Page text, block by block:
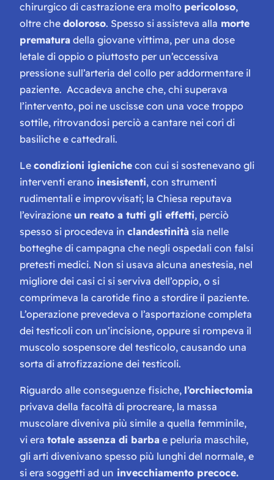
chirurgico di castrazione era molto pericoloso,
oltre che doloroso. Spesso si assisteva alla morte
prematura della giovane vittima, per una dose
letale di oppio o piuttosto per un’eccessiva
pressione sull’arteria del collo per addormentare il
paziente. Accadeva anche che, chi superava
l’intervento, poi ne uscisse con una voce troppo
sottile, ritrovandosi perciò a cantare nei cori di
basiliche e cattedrali.
Le condizioni igieniche con cui si sostenevano gli
interventi erano inesistenti, con strumenti
rudimentali e improvvisati; la Chiesa reputava
l’evirazione un reato a tutti gli effetti, perciò
spesso si procedeva in clandestinità sia nelle
botteghe di campagna che negli ospedali con falsi
pretesti medici. Non si usava alcuna anestesia, nel
migliore dei casi ci si serviva dell’oppio, o si
comprimeva la carotide fino a stordire il paziente.
L’operazione prevedeva o l’asportazione completa
dei testicoli con un’incisione, oppure si rompeva il
muscolo sospensore del testicolo, causando una
sorta di atrofizzazione dei testicoli.
Riguardo alle conseguenze fisiche, l’orchiectomia
privava della facoltà di procreare, la massa
muscolare diveniva più simile a quella femminile,
vi era totale assenza di barba e peluria maschile,
gli arti divenivano spesso più lunghi del normale, e
si era soggetti ad un invecchiamento precoce.